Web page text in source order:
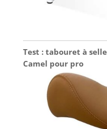
Test : tabouret à
Camel pour pro